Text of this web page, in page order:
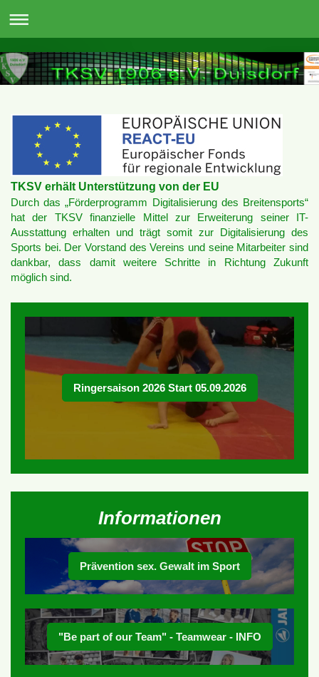
TKSV erhält Unterstützung von der EU
Durch das „Förderprogramm Digitalisierung des Breitensports“
hat der TKSV finanzielle Mittel zur Erweiterung seiner IT-
Ausstattung erhalten und trägt somit zur Digitalisierung des
Sports bei. Der Vorstand des Vereins und seine Mitarbeiter sind
dankbar, dass damit weitere Schritte in Richtung Zukunft
möglich sind.
Ringersaison 2026 Start 05.09.2026
Informationen
Prävention sex. Gewalt im Sport
"Be part of our Team" - Teamwear - INFO